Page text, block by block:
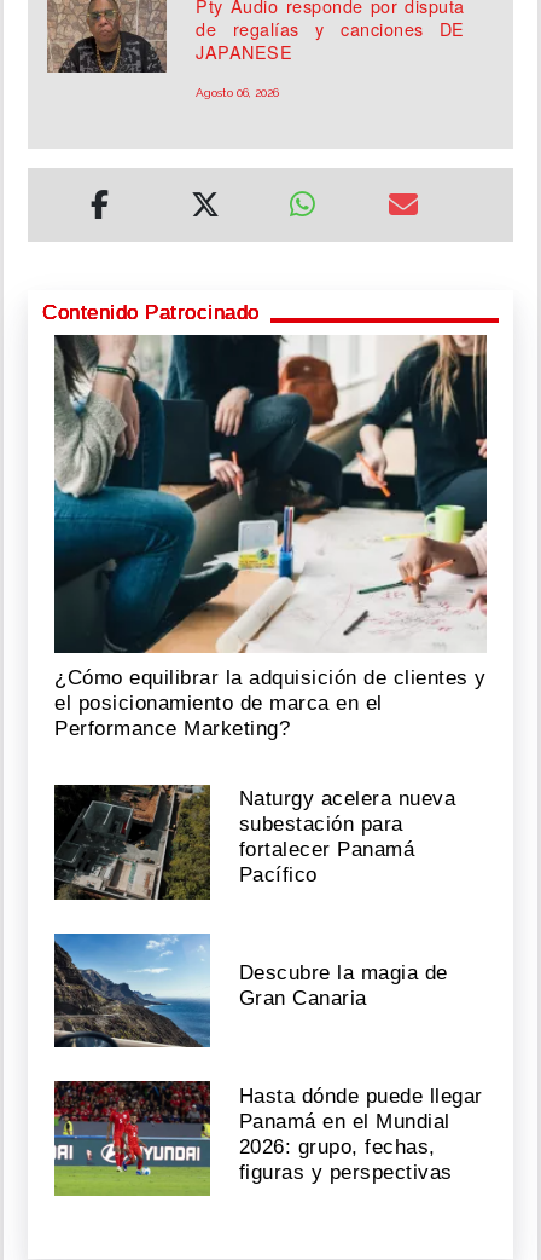
Pty Audio responde por disputa
de regalías y canciones DE
JAPANESE
Agosto 06, 2026
Contenido Patrocinado
¿Cómo equilibrar la adquisición de clientes y
el posicionamiento de marca en el
Performance Marketing?
Naturgy acelera nueva
subestación para
fortalecer Panamá
Pacífico
Descubre la magia de
Gran Canaria
Hasta dónde puede llegar
Panamá en el Mundial
2026: grupo, fechas,
figuras y perspectivas